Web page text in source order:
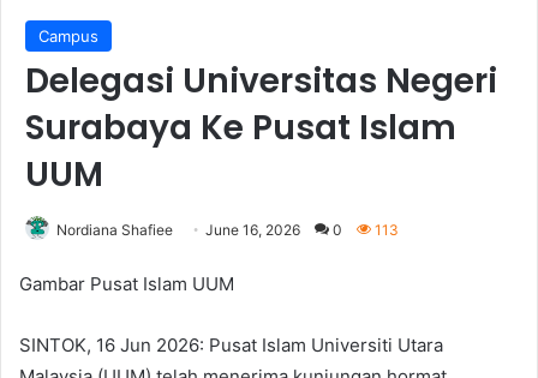
Campus
Delegasi Universitas Negeri
Surabaya Ke Pusat Islam
UUM
Nordiana Shafiee June 16, 2026 0 113
Gambar Pusat Islam UUM
SINTOK, 16 Jun 2026: Pusat Islam Universiti Utara